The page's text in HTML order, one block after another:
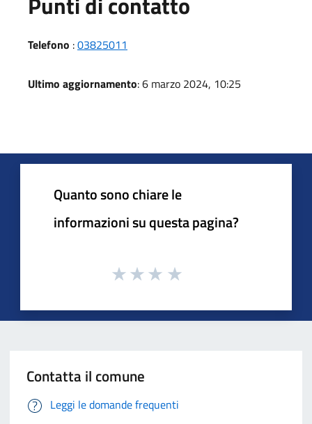
Telefono :03825011
Ultimo aggiornamento: 6 marzo 2024, 10:25
Quanto sono chiare le
informazioni su questa pagina?
Contatta il comune
Leggi le domande frequenti